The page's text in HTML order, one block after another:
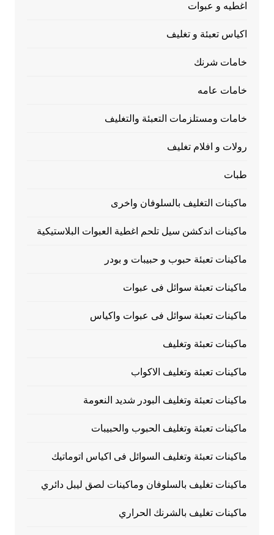
اغطيه و عبوات
اكياس تعبئة و تغليف
خامات شرنك
خامات عامه
خامات ومستلزمات التعبئة والتغليف
رولات و افلام تغليف
طبات
ماكينات التغليف بالسلوفان واخرى
ماكينات اندكشن سيل تلحم اغطية العبوات البلاستيكية
ماكينات تعبئة حبوب و حبيبات و بودر
ماكينات تعبئة سوائل فى عبوات
ماكينات تعبئة سوائل فى عبوات واكياس
ماكينات تعبئة وتغليف
ماكينات تعبئة وتغليف الاكواب
ماكينات تعبئة وتغليف البودر شديد النعومة
ماكينات تعبئة وتغليف الحبوب والحبيبات
ماكينات تعبئة وتغليف السوائل فى اكياس اتوماتيك
ماكينات تغليف بالسلوفان وماكينات لصق ليبل دائري
ماكينات تغليف بالشرنك الحراري